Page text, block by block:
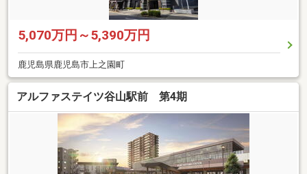
5,070万円～5,390万円
鹿児島県鹿児島市上之園町
アルファステイツ谷山駅前 第4期